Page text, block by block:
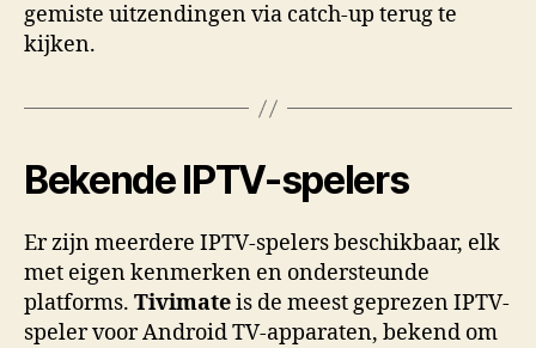
gemiste uitzendingen via catch-up terug te
kijken.
Bekende IPTV-spelers
Er zijn meerdere IPTV-spelers beschikbaar, elk
met eigen kenmerken en ondersteunde
platforms. Tivimateis de meest geprezen IPTV-
speler voor Android TV-apparaten, bekend om